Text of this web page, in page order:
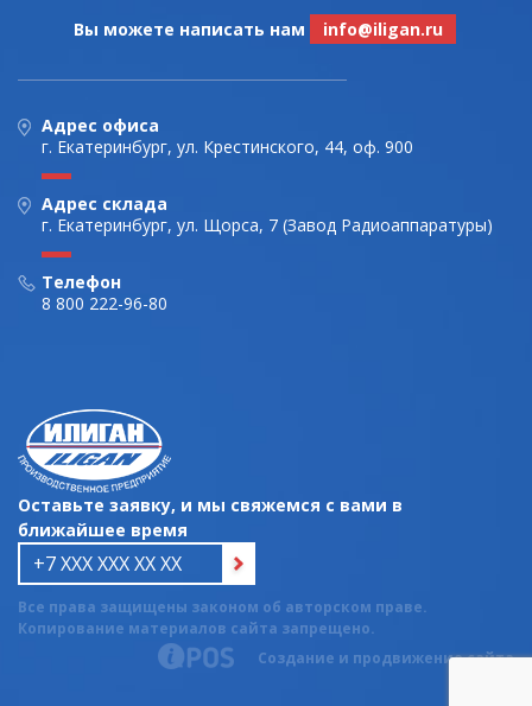
Вы можете написать нам
info@iligan.ru
Адрес офиса
г. Екатеринбург, ул. Крестинского, 44, оф. 900
Адрес склада
г. Екатеринбург, ул. Щорса, 7 (Завод Радиоаппаратуры)
Телефон
8 800 222-96-80
Оставьте заявку, и мы свяжемся с вами в
ближайшее время
Все права защищены законом об авторском праве.
Копирование материалов сайта запрещено.
Создание и продвижение сайта